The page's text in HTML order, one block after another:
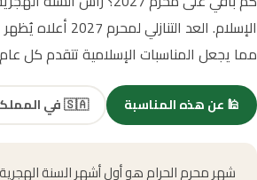
مما يجعل المناسبات الإسلامية تتقدم كل
🕌عن هذه المناسبة 🇸🇦في
شهر محرم الحرام هو أول أشهر السنة الهجرية